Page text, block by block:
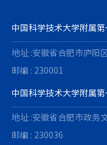
中国科学技术大学附属
地址 :安徽省合肥市庐阳
邮编 : 230001
中国科学技术大学附属
地址 :安徽省合肥市政务
邮编 : 230036